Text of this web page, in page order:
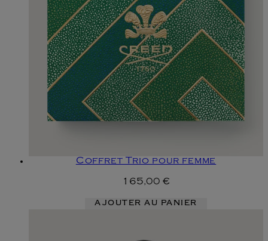
Coffret Trio pour femme
165,00 €
AJOUTER AU PANIER